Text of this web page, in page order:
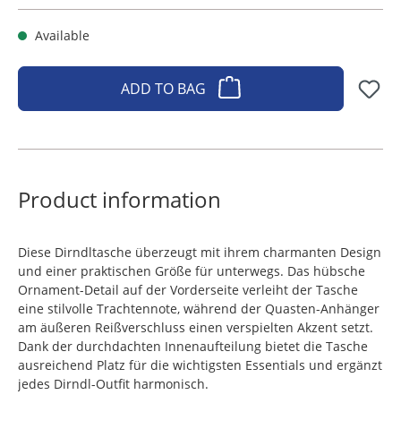
Available
ADD TO BAG
Product information
Diese Dirndltasche überzeugt mit ihrem charmanten Design
und einer praktischen Größe für unterwegs. Das hübsche
Ornament-Detail auf der Vorderseite verleiht der Tasche
eine stilvolle Trachtennote, während der Quasten-Anhänger
am äußeren Reißverschluss einen verspielten Akzent setzt.
Dank der durchdachten Innenaufteilung bietet die Tasche
ausreichend Platz für die wichtigsten Essentials und ergänzt
jedes Dirndl-Outfit harmonisch.